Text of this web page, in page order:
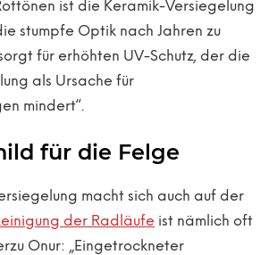
ist die Keramik-Versiegelung
stumpfe Optik nach Jahren zu
für erhöhten UV-Schutz, der die
als Ursache für
mindert“.
für die Felge
macht sich auch auf der
der Radläufe ist nämlich oft
Onur: „Eingetrockneter